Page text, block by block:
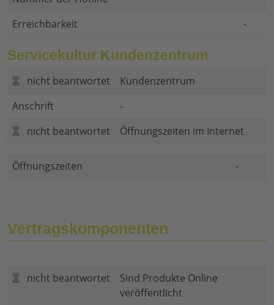
Erreichbarkeit
-
Servicekultur Kundenzentrum
nicht beantwortet
Kundenzentrum
Anschrift
-
nicht beantwortet
Öffnungszeiten im Internet
Öffnungszeiten -
Vertragskomponenten
nicht beantwortet
Sind Produkte Online
veröffentlicht